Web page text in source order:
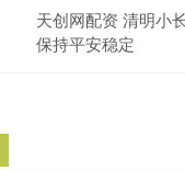
天创网配资 清明小
保持平安稳定